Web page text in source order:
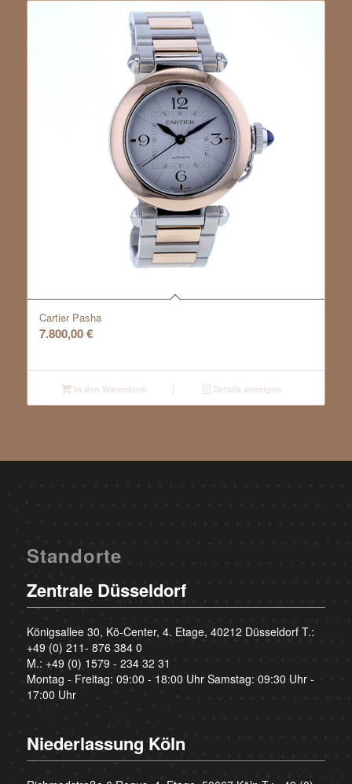
Cartier Pasha
7.800,00€
In den Warenkorb Details anzeigen
Standorte
Zentrale Düsseldorf
Königsallee 30, Kö-Center, 4. Etage, 40212 Düsseldorf T.:
+49 (0) 211- 876 384 0
M.: +49 (0) 1579 - 234 32 31
Montag - Freitag: 09:00 - 18:00 Uhr Samstag: 09:30 Uhr -
17:00 Uhr
Niederlassung Köln